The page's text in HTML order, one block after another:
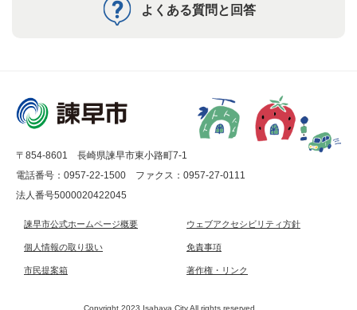
よくある質問と回答
〒854-8601 長崎県諫早市東小路町7-1
電話番号：0957-22-1500
ファクス：0957-27-0111
法人番号5000020422045
諫早市公式ホームページ概要 ウェブアクセシビリティ方針
個人情報の取り扱い 免責事項
市民提案箱 著作権・リンク
Copyright 2023 Isahaya City.All rights reserved.